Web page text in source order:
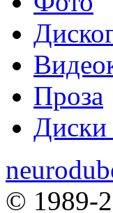
Проза
Диски
© 1989-